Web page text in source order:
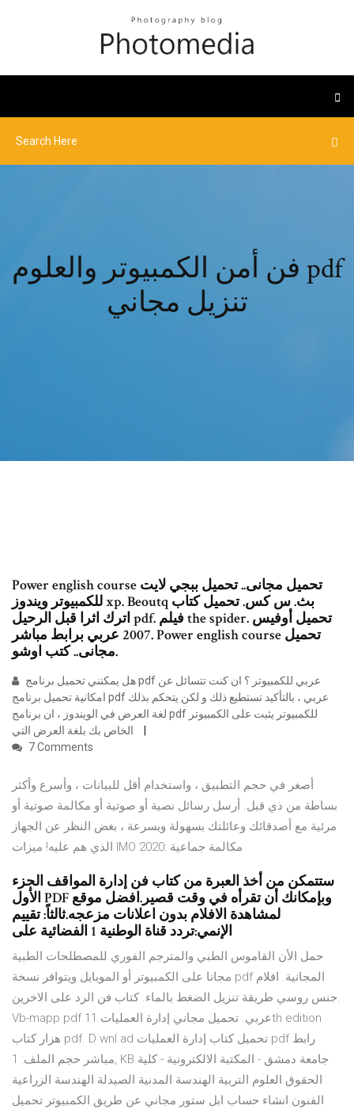
فن أمن الكمبيوتر والعلوم pdf
تنزيل مجاني
Power english course تحميل مجانى.. تحميل ببجي لايت
للكمبيوتر ويندوز xp. Beoutq بث. س كس. تحميل كتاب
اترك اثرا قبل الرحيل pdf. فيلم the spider. تحميل أوفيس
2007 عربي برابط مباشر. Power english course تحميل
مجانى.. كتب اوشو.
امكانية تحميل برنامج pdf عربي ، بالتأكيد تستطيع ذلك و لكن يتحكم بذلك
لغة العرض في الويندوز ، ان برنامج pdf للكمبيوتر يثبت على الكمبيوتر
7 Comments
أصغر في حجم التطبيق ، واستخدام أقل للبيانات ، وأسرع وأكثر
بساطة من ذي قبل. أرسل رسائل نصية أو صوتية أو مكالمة صوتية أو
مرئية مع أصدقائك وعائلتك بسهولة وبسرعة ، بغض النظر عن الجهاز
الذي هم عليه! ميزات IMO 2020: مكالمة جماعية
ستتمكن من أخذ العبرة من كتاب فن إدارة المواقف الجزء
الأول PDF وبإمكانك أن تقرأه في وقت قصير.افضل موقع
لمشاهدة الافلام بدون اعلانات مزعجه.ثالثاً: تقييم
الإنمي:تردد قناة الوطنية 1 الفضائية على
حمل الأن القاموس الطبي والمترجم الفوري للمصطلحات الطبية
مجانا على الكمبيوتر أو الموبايل ويتوافر نسخة pdf المجانية. افلام
جنس روسي طريقة تنزيل الضغط بالماء. كتاب فن الرد على الاخرين.
Vb-mapp pdf عربي. تحميل مجاني إدارة العمليات 11th edition
هزار كتاب pdf. D wnl ad تحميل كتاب إدارة العمليات.pdf رابط
مباشر حجم الملف: 1, KB جامعة دمشق - المكتبة الالكترونية - كلية
الحقوق العلوم التربية الهندسة المدنية الصيدلة الهندسة الزراعية
الفنون انشاء حساب ابل ستور مجاني عن طريق الكمبيوتر تحميل